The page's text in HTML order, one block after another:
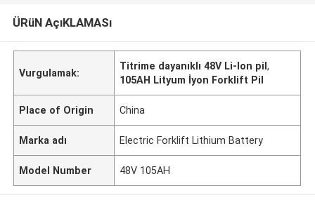
ÜRüN AçıKLAMASı
Vurgulamak:
Titrime dayanıklı 48V Li-Ion pil,
105AH Lityum İyon Forklift Pil
Place of Origin China
Marka adı Electric Forklift Lithium Battery
Model Number 48V 105AH